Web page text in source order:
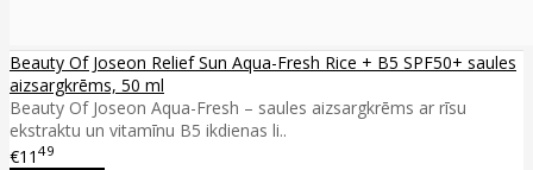
Beauty Of Joseon Relief Sun Aqua-Fresh Rice + B5 SPF50+ saules
aizsargkrēms, 50 ml
Beauty Of Joseon Aqua-Fresh – saules aizsargkrēms ar rīsu
ekstraktu un vitamīnu B5 ikdienas li..
€11 49